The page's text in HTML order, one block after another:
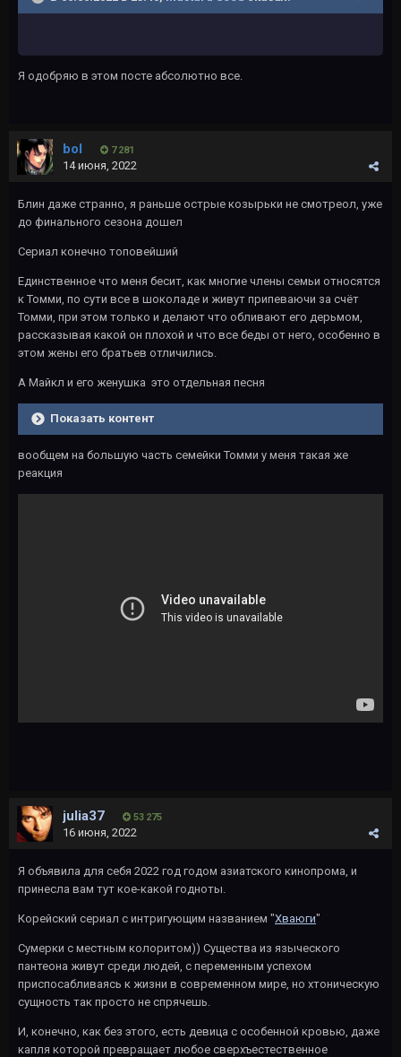
Я одобряю в этом посте абсолютно все.
bol 7 281
14 июня, 2022
Блин даже странно, я раньше острые козырьки не смотреол, уже
до финального сезона дошел
Сериал конечно топовейший
Единственное что меня бесит, как многие члены семьи относятся
к Томми, по сути все в шоколаде и живут припеваючи за счёт
Томми, при этом только и делают что обливают его дерьмом,
рассказывая какой он плохой и что все беды от него, особенно в
этом жены его братьев отличились.
А Майкл и его женушка это отдельная песня
Показать контент
вообщем на большую часть семейки Томми у меня такая же
реакция
julia37 53 275
16 июня, 2022
Я объявила для себя 2022 год годом азиатского кинопрома, и
принесла вам тут кое-какой годноты.
Корейский сериал с интригующим названием "Хваюги"
Сумерки с местным колоритом)) Существа из языческого
пантеона живут среди людей, с переменным успехом
приспосабливаясь к жизни в современном мире, но хтоническую
сущность так просто не спрячешь.
И, конечно, как без этого, есть девица с особенной кровью, даже
капля которой превращает любое сверхъестественное